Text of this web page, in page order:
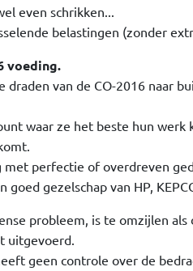
even schrikken...
belastingen (zonder
voeding.
draden van de CO-2016 naar
waar ze het beste hun
perfectie of overdreven
gezelschap van HP,
probleem, is te omzijlen
uitgevoerd.
geen controle over de